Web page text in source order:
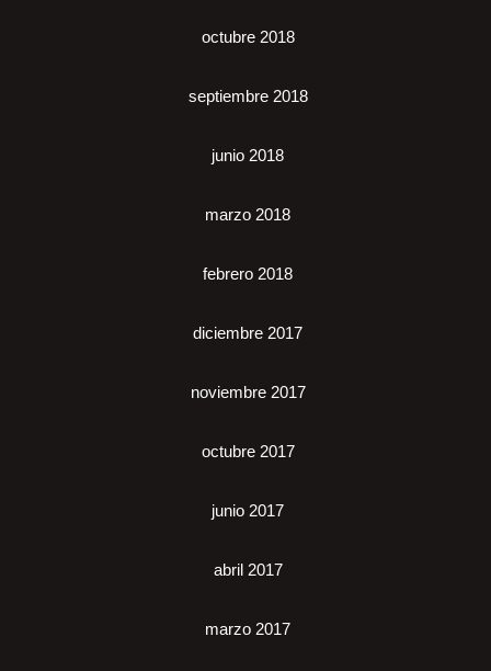
octubre 2018
septiembre 2018
junio 2018
marzo 2018
febrero 2018
diciembre 2017
noviembre 2017
octubre 2017
junio 2017
abril 2017
marzo 2017